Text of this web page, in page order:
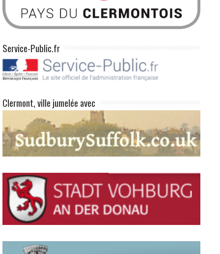
Service-Public.fr
Clermont, ville jumelée avec